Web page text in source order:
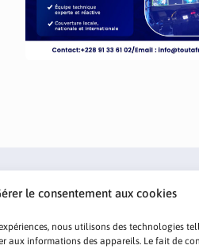
le consentement aux cookies
nous utilisons des technologies
aux informations des appareils. Le fait de